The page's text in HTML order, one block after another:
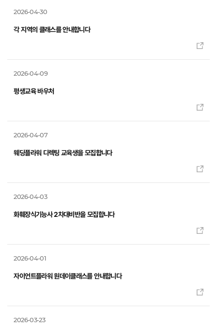
2026-04-30
각 지역의 클래스를 안내합니다
2026-04-09
평생교육 바우처
2026-04-07
웨딩플라워 디렉팅 교육생을 모집합니다
2026-04-03
화훼장식기능사 2차대비반을 모집합니다
2026-04-01
자이언트플라워 원데이클래스를 안내합니다
2026-03-23